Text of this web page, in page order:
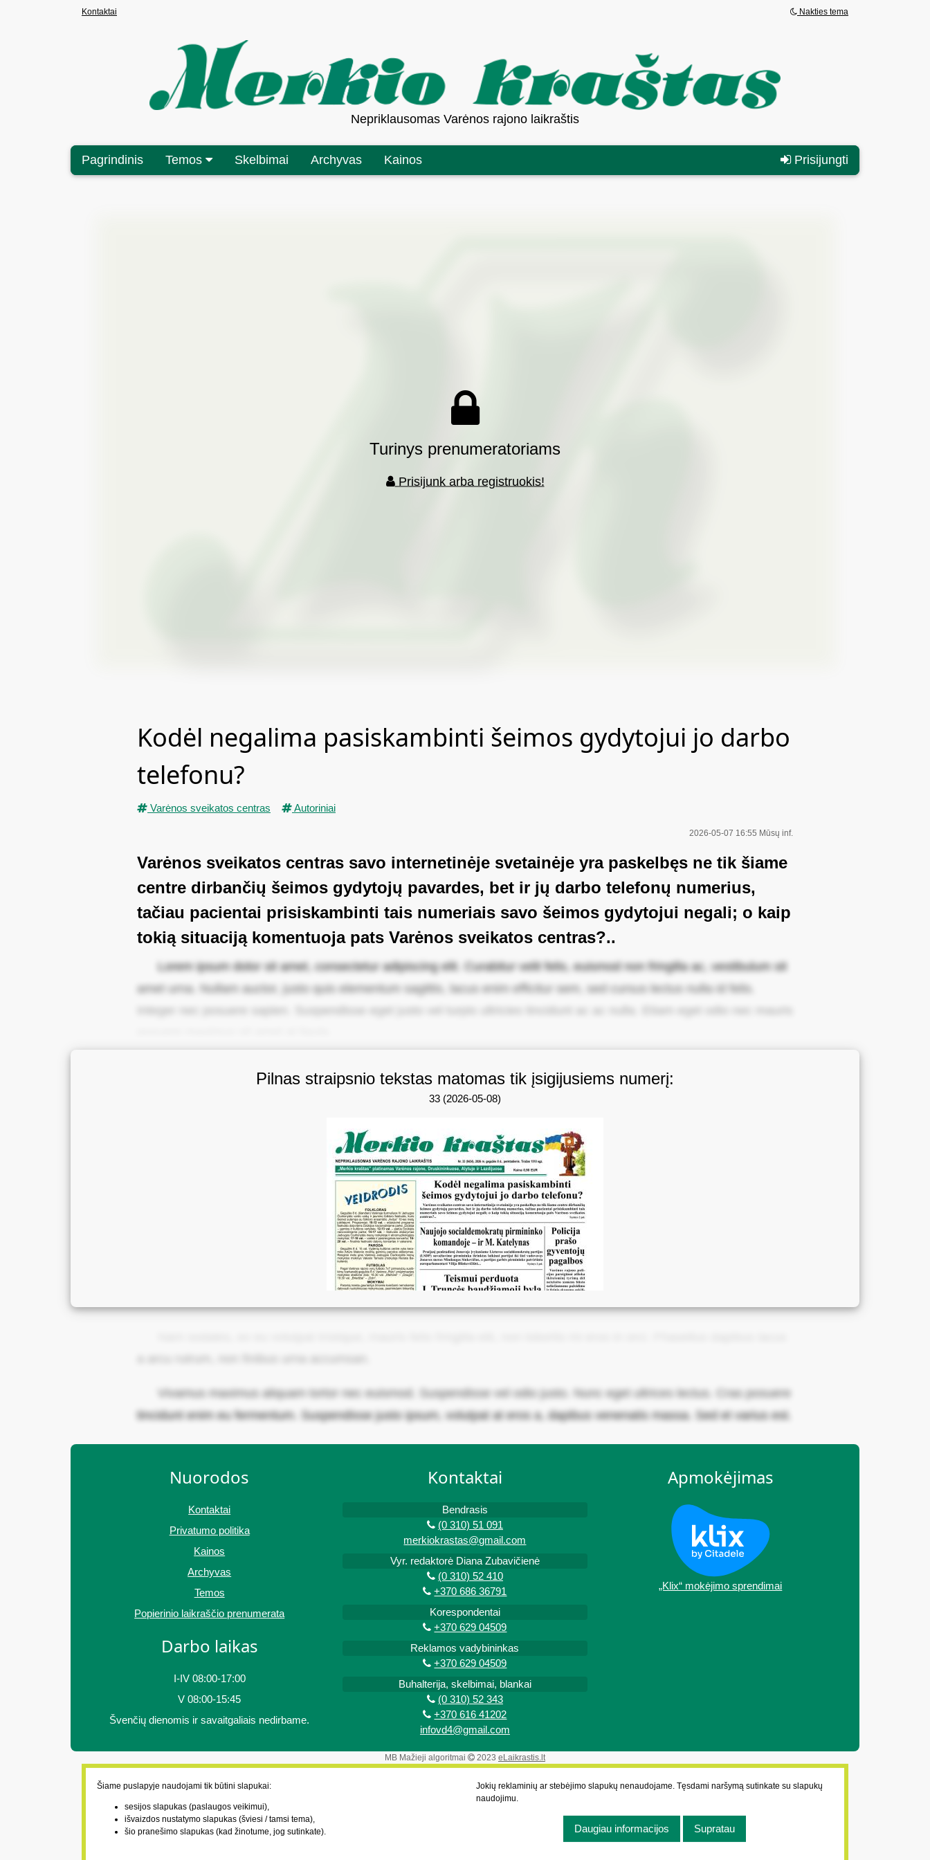
Nakties tema
Kontaktai
Nepriklausomas Varėnos rajono laikraštis
Prisijungti
Pagrindinis Temos Skelbimai Archyvas Kainos
Turinys prenumeratoriams
Prisijunk arba registruokis!
Kodėl negalima pasiskambinti šeimos gydytojui jo darbo
telefonu?
Varėnos sveikatos centras Autoriniai
2026-05-07 16:55 Mūsų inf.
Varėnos sveikatos centras savo internetinėje svetainėje yra paskelbęs ne tik šiame
centre dirbančių šeimos gydytojų pavardes, bet ir jų darbo telefonų numerius,
tačiau pacientai prisiskambinti tais numeriais savo šeimos gydytojui negali; o kaip
tokią situaciją komentuoja pats Varėnos sveikatos centras?..
Lorem ipsum dolor sit amet, consectetur adipiscing elit. Curabitur velit felis, euismod non fringilla ac, vestibulum sit
amet urna. Nullam auctor, justo quis elementum sagittis, lacus enim efficitur sem, sed cursus lectus nulla id felis.
Pilnas straipsnio tekstas matomas tik įsigijusiems numerį:
33 (2026-05-08)
Vivamus maximus aliquam tortor nec euismod. Suspendisse vel odio justo. Nunc eget ultrices lectus. Cras posuere
tincidunt enim eu fermentum. Suspendisse justo ipsum, volutpat at eros a, dapibus venenatis massa. Sed et varius est.
Nuorodos
Kontaktai
Privatumo politika
Kainos
Archyvas
Temos
Popierinio laikraščio prenumerata
Darbo laikas
I-IV 08:00-17:00
V 08:00-15:45
Švenčių dienomis ir savaitgaliais nedirbame.
Kontaktai
Bendrasis
(0 310) 51 091
merkiokrastas@gmail.com
Vyr. redaktorė Diana Zubavičienė
(0 310) 52 410
+370 686 36791
Korespondentai
+370 629 04509
Reklamos vadybininkas
+370 629 04509
Buhalterija, skelbimai, blankai
(0 310) 52 343
+370 616 41202
infovd4@gmail.com
Apmokėjimas
„Klix“ mokėjimo sprendimai
MB Mažieji algoritmai 2023 eLaikrastis.lt
Šiame puslapyje naudojami tik būtini slapukai:
sesijos slapukas (paslaugos veikimui),
išvaizdos nustatymo slapukas (šviesi / tamsi tema),
šio pranešimo slapukas (kad žinotume, jog sutinkate).
Jokių reklaminių ar stebėjimo slapukų nenaudojame. Tęsdami naršymą sutinkate su slapukų
naudojimu.
Daugiau informacijos Supratau